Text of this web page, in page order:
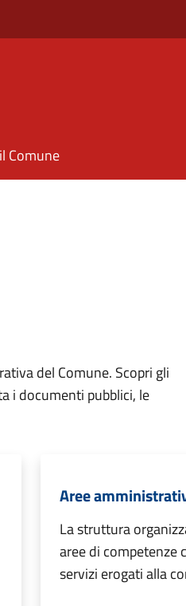
Comune
del Comune. Scopri gli
i documenti pubblici, le
Aree
La struttura
aree di competenze
servizi erogati alla